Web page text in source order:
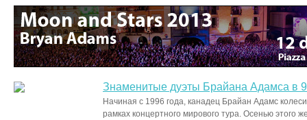
Знаменитые дуэты Брайана Адамса в
Начиная с 1996 года, канадец Брайан Адамс
рамках концертного мирового тура. Осенью этого